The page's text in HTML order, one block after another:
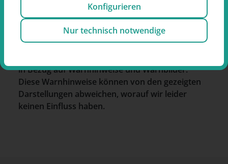
Hinweis zum Produkt:
Die abgebildeten Bilder können geringfügig vom
in Bezug auf Warnhinweise und Warnbilder.
Diese Warnhinweise können von den gezeigten
Darstellungen abweichen, worauf wir leider
keinen Einfluss haben.
Konfigurieren
Nur technisch notwendige